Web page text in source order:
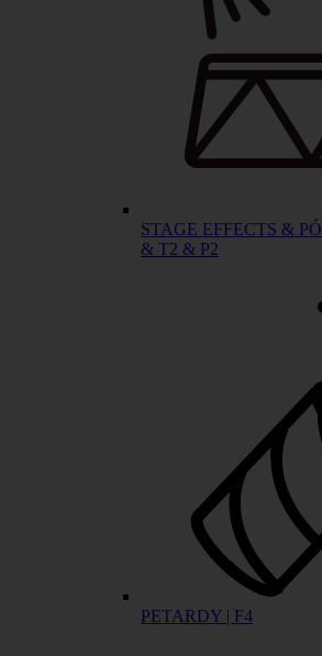
STAGE EFFECTS &
& T2 & P2
PETARDY | F4